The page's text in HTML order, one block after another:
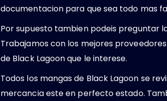
documentacion para que sea todo mas
Por supuesto tambien podeis preguntar
Trabajamos con los mejores
de Black Lagoon que le interese.
Todos los mangas de Black Lagoon se
mercancia este en perfecto estado.